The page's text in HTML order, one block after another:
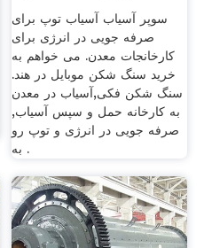
سوپر آسیاب آسیاب توپ برای
صرفه جویی در انرژی برای
کارخانجات معدن. می خواهم به
خرید سنگ شکن موبایل در هند.
سنگ شکن فکی,آسیاب در معدن
به کارخانه حمل و سپس آسیاب,
صرفه جویی در انرژی و توپ رو
به .